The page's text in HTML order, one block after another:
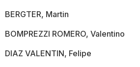
BERGTER, Martin
BOMPREZZI ROMERO, Valentino
DIAZ VALENTIN, Felipe